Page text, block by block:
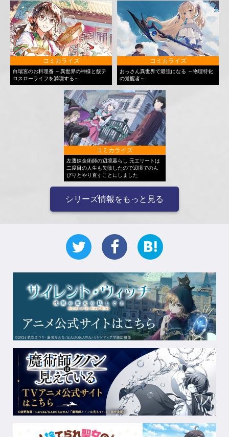
コミカライズ
白瑞宮のお料理番 ～異世界の神様と飯テ
ロスローライフを満喫する～
コミカライズ
おっさん異世界で最強になる ～物理特化
の覚醒者～
コミカライズ
左遷錬金術師の辺境暮らし 元エリートは
二度目の人生も失敗したので辺境でのん
びりとやり直すことにしました
シリーズ情報をもっと見る